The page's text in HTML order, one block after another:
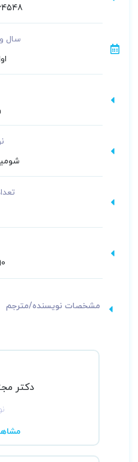
✔ پاسخ ­های کاملاً تحلیلی
✔ قابل استفاده جهت
✔ قابل استفاده برای
روش تحقیق)
سال
مشخصات نویسنده/مترجم
دکتر